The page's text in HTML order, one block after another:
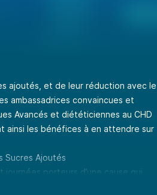
ajoutés, et de leur réduction avec le
ambassadrices convaincues et
Avancés et diététiciennes au CHD
ainsi les bénéfices à en attendre sur
Sucres Ajoutés
porteurs d’une cause qui
sur ses comportements. Voici